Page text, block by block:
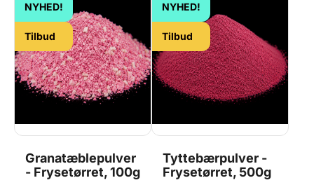
NYHED!
Tilbud
Granatæblepulver
- Frysetørret, 100g
NYHED!
Tilbud
Tyttebærpulver -
Frysetørret, 500g